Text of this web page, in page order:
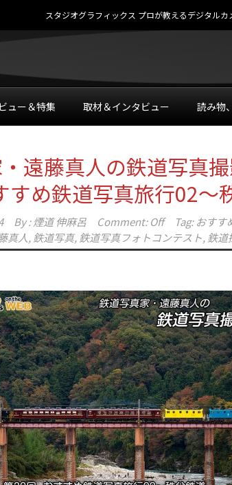
スタジオグラフィックス プロが教えるデジタル
ュー＆特集 取材＆インタビュー 読み物
遠藤真人の鉄道写真
すめ鉄道写真旅行02～
By : 煙道 伸麻呂 Comment: Off Tag:おすす
真人, 鉄道写真, 鉄道写真フォトコンテスト, 鉄道